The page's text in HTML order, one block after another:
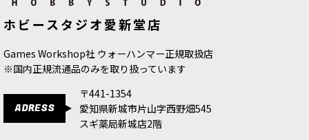
バンド - 影の探索者[ 109-40]
ルー(シェード色)
ホビースタジオ愛新堂店
Games Workshop社 ウォーハンマー正規取扱店
※国内正規流通品のみを取り扱っています
ADRESS
〒441-1354
愛知県新城市片山字西野畑545
スギ薬局新城店2階